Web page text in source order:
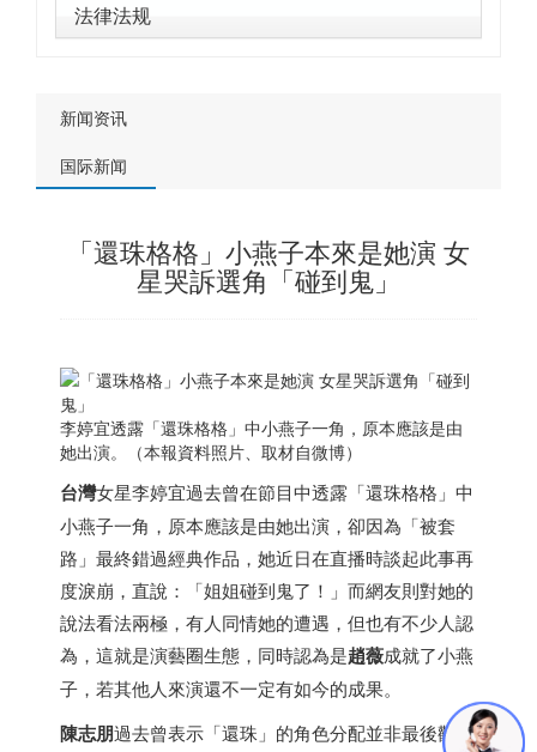
法律法规
新闻资讯
国际新闻
「還珠格格」小燕子本來是她演 女
星哭訴選角「碰到鬼」
李婷宜透露「還珠格格」中小燕子一角，原本應該是由
她出演。（本報資料照片、取材自微博）
台灣女星李婷宜過去曾在節目中透露「還珠格格」中
小燕子一角，原本應該是由她出演，卻因為「被套
路」最終錯過經典作品，她近日在直播時談起此事再
度淚崩，直說：「姐姐碰到鬼了！」而網友則對她的
說法看法兩極，有人同情她的遭遇，但也有不少人認
為，這就是演藝圈生態，同時認為是趙薇成就了小燕
子，若其他人來演還不一定有如今的成果。
陳志朋過去曾表示「還珠」的角色分配並非最後觀眾